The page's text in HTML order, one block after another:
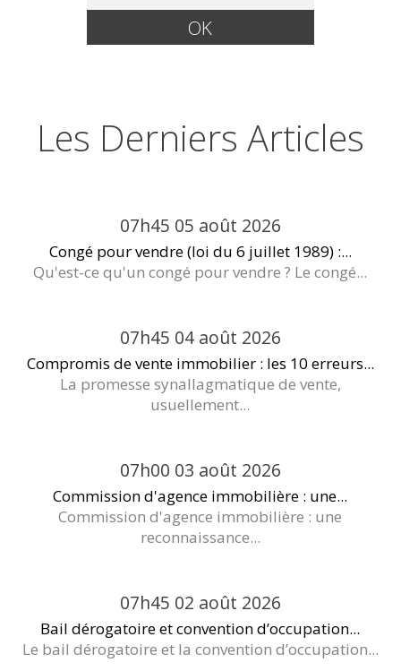
Les Derniers Articles
07h45 05 août 2026
Congé pour vendre (loi du 6 juillet 1989) :...
Qu'est-ce qu'un congé pour vendre ? Le congé...
07h45 04 août 2026
Compromis de vente immobilier : les 10 erreurs...
La promesse synallagmatique de vente,
usuellement...
07h00 03 août 2026
Commission d'agence immobilière : une...
Commission d'agence immobilière : une
reconnaissance...
07h45 02 août 2026
Bail dérogatoire et convention d’occupation...
Le bail dérogatoire et la convention d’occupation...